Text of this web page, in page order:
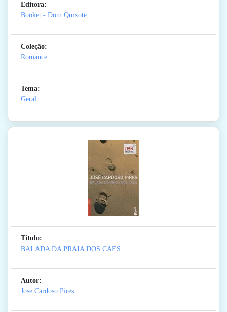
Editora:
Booket - Dom Quixote
Coleção:
Romance
Tema:
Geral
Titulo:
BALADA DA PRAIA DOS CAES
Autor:
Jose Cardoso Pires